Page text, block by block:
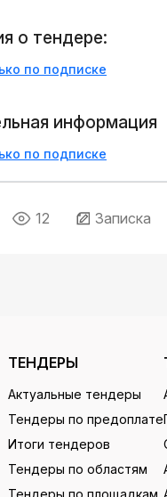
о тендере:
по подписке
информация
по подписке
12 Записка
ТЕНДЕРЫ
Актуальные тендеры
Тендеры по предоплате
Итоги тендеров
Тендеры по областям
Тендеры по площадкам